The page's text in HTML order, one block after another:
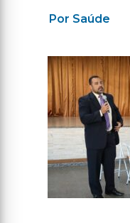
Por Saúde